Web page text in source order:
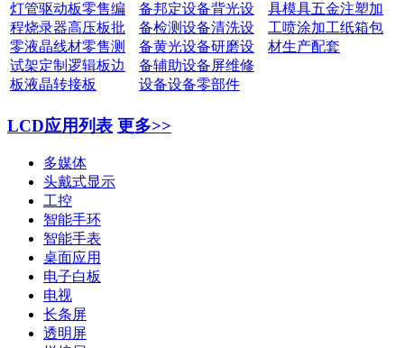
灯管驱动板零售编
程烧录器高压板批
零液晶线材零售测
试架定制 逻辑板边
板液晶转接板
备邦定设备背光设
备检测设备清洗设
备黄光设备研磨设
备辅助设备屏维修
设备设备零部件
具模具五金注塑加
工喷涂加工纸箱包
材生产配套
LCD应用列表 更多>>
多媒体
头戴式显示
工控
智能手环
智能手表
桌面应用
电子白板
电视
长条屏
透明屏